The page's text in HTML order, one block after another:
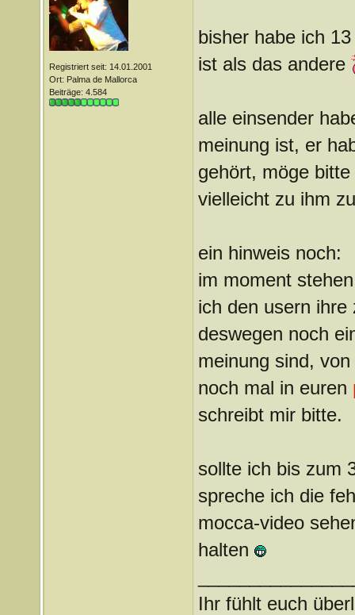
Registriert seit: 14.01.2001
Ort: Palma de Mallorca
Beiträge: 4.584
bisher habe ich
ist als das andere
alle einsender
meinung ist, er
gehört, möge
vielleicht zu ihm
ein hinweis noch:
im moment
ich den usern ihre
deswegen noch
meinung sind,
noch mal in euren
schreibt mir bitte.
sollte ich bis zum
spreche ich die
mocca-video
halten
Ihr fühlt euch